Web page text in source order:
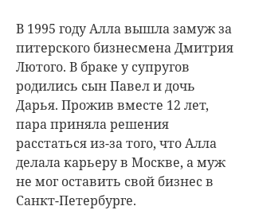
В 1995 году Алла вышла замуж за
питерского бизнесмена Дмитрия
Лютого. В браке у супругов
родились сын Павел и дочь
Дарья. Прожив вместе 12 лет,
пара приняла решения
расстаться из-за того, что Алла
делала карьеру в Москве, а муж
не мог оставить свой бизнес в
Санкт-Петербурге.